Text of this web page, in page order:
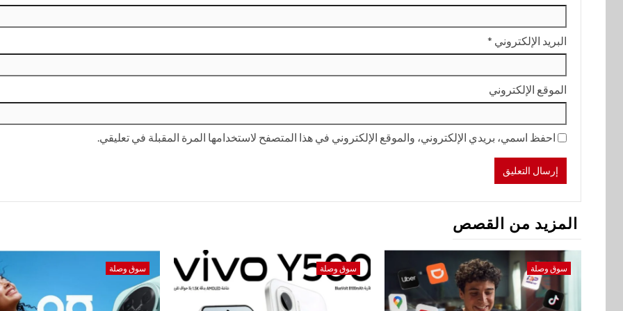
البريد الإلكتروني *
الموقع الإلكتروني
احفظ اسمي، بريدي الإلكتروني، والموقع الإلكتروني في هذا المتصفح لاستخدامها المرة المقبلة في تعليقي.
المزيد من القصص
سوق وصلة سوق وصلة سوق وصلة